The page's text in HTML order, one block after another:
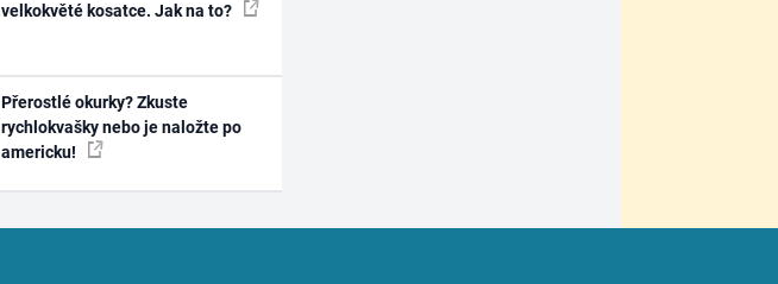
velkokvěté kosatce. Jak na to?
Přerostlé okurky? Zkuste
rychlokvašky nebo je naložte po
americku!